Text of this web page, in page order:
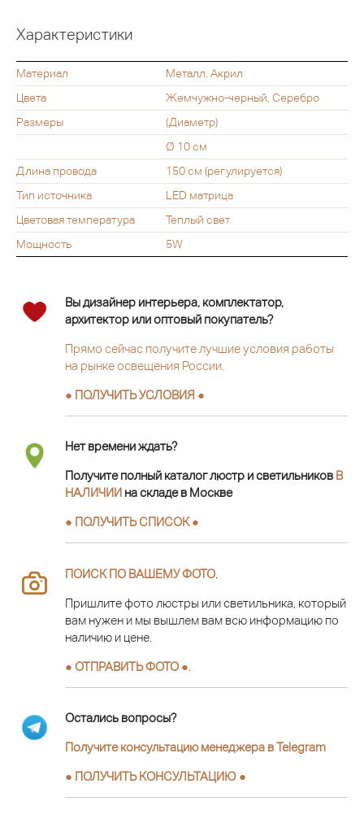
Характеристики
Материал
Металл, Акрил
Цвета
Жемчужно-черный, Серебро
Размеры
(Диаметр)
Ø 10 см
Длина провода
150 см (регулируется)
Тип источника
LED матрица
Цветовая температура
Теплый свет
Мощность
5W
Вы дизайнер интерьера, комплектатор,
архитектор или оптовый покупатель?
Прямо сейчас получите лучшие условия работы
на рынке освещения России.
● ПОЛУЧИТЬ УСЛОВИЯ ●
Нет времени ждать?
Получите полный каталог люстр и светильников В
НАЛИЧИИ на складе в Москве
● ПОЛУЧИТЬ СПИСОК ●
ПОИСК ПО ВАШЕМУ ФОТО
Пришлите фото люстры или светильника, который
вам нужен и мы вышлем вам всю информацию по
наличию и цене.
● ОТПРАВИТЬ ФОТО ●
Остались вопросы?
Получите консультацию менеджера в Telegram
● ПОЛУЧИТЬ КОНСУЛЬТАЦИЮ ●